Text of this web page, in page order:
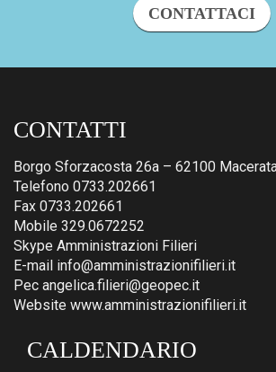
CONTATTACI
CONTATTI
Borgo Sforzacosta 26a – 62100
Telefono 0733.202661
Fax 0733.202661
Mobile 329.0672252
Skype Amministrazioni Filieri
E-mail info@amministrazionifilieri.it
Pec angelica.filieri@geopec.it
Website www.amministrazionifilieri.it
CALDENDARIO